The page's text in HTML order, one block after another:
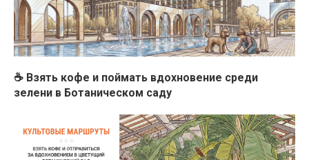
☕️ Взять кофе и поймать вдохновение среди
зелени в Ботаническом саду